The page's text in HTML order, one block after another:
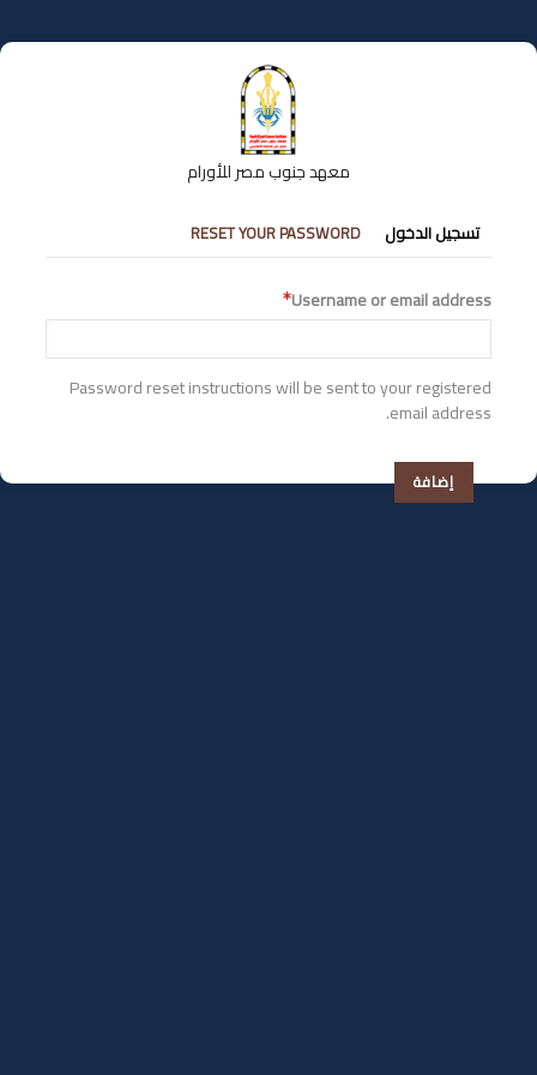
إلى
المحتوى
معهد جنوب مصر للأورام
التبويبات
الأساسية
تسجيل الدخول RESET YOUR PASSWORD
Username or email address
Password reset instructions will be sent to your registered
email address.